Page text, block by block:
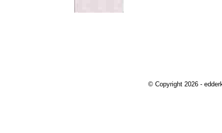
© Copyright 2026 -